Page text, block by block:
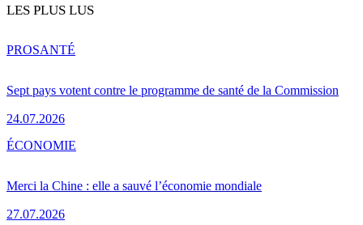
LES PLUS LUS
Sept pays votent contre le programme de santé de la Commission
24.07.2026
PROSANTÉ
Merci la Chine : elle a sauvé l’économie mondiale
27.07.2026
ÉCONOMIE